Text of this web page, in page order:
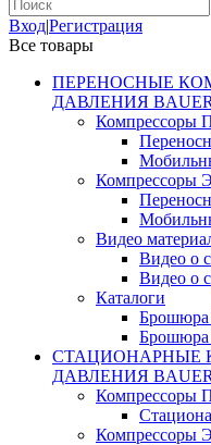
Вход|Регистрация
Все товары
ПЕРЕНОСНЫЕ
ДАВЛЕНИЯ BAUER
Компрессоры
Компрессоры
Видео
Видео о
Видео о
Каталоги
Брошюра
Брошюра
СТАЦИОНАРНЫЕ
ДАВЛЕНИЯ BAUER
Компрессоры
Компрессоры